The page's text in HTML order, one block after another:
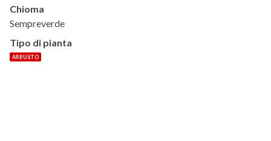
Chioma
Sempreverde
Tipo di pianta
ARBUSTO